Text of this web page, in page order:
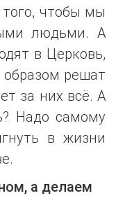
чтобы мы
людьми. А
в Церковь,
решат
за них всё. А
Надо самому
в жизни
а делаем